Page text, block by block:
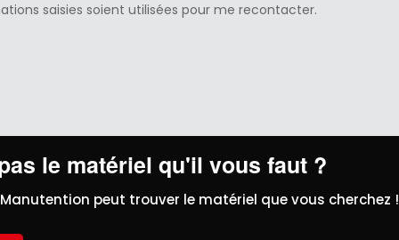
saisies soient utilisées pour me recontacter.
le matériel qu'il vous faut ?
Manutention peut trouver le matériel que vous cherchez !